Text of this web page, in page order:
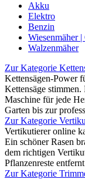
Akku
Elektro
Benzin
Wiesenmäher
Walzenmäher
Zur Kategorie
Kettensägen-Power
Kettensäge
Maschine für jede
Garten bis zur
Zur Kategorie
Vertikutierer online
Ein schöner Rasen
dem richtigen
Pflanzenreste
Zur Kategorie